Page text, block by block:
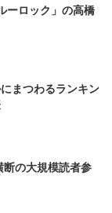
ーロック」の高橋
まつわるランキン
の大規模読者参